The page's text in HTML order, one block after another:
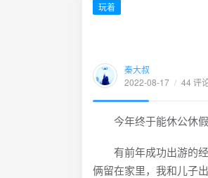
玩着
秦大叔
2022-08-17 / 44 评
今年终于能休公休假
有前年成功出游的经
俩留在家里，我和儿子